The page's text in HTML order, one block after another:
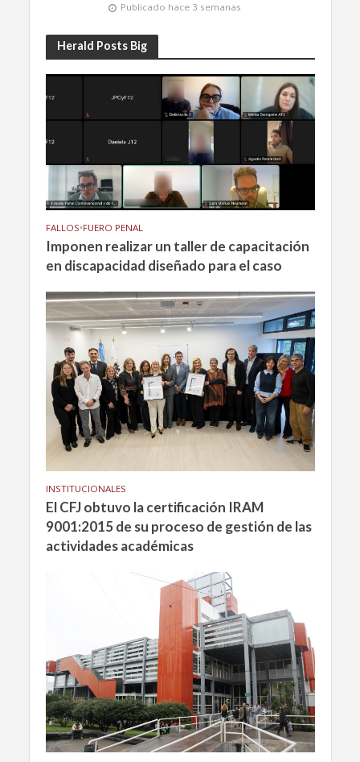
Publicado hace 3 semanas
Herald Posts Big
FALLOS•FUERO PENAL
Imponen realizar un taller de capacitación
en discapacidad diseñado para el caso
INSTITUCIONALES
El CFJ obtuvo la certificación IRAM
9001:2015 de su proceso de gestión de las
actividades académicas